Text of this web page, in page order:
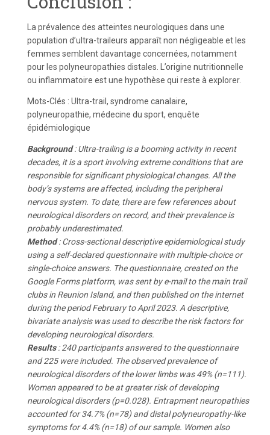
La prévalence des atteintes neurologiques dans une
population d’ultra-traileurs apparaît non négligeable et les
femmes semblent davantage concernées, notamment
pour les polyneuropathies distales. L’origine nutritionnelle
ou inflammatoire est une hypothèse qui reste à explorer.
Mots-Clés : Ultra-trail, syndrome canalaire,
polyneuropathie, médecine du sport, enquête
épidémiologique
Background: Ultra-trailing is a booming activity in recent
decades, it is a sport involving extreme conditions that are
responsible for significant physiological changes. All the
body’s systems are affected, including the peripheral
nervous system. To date, there are few references about
neurological disorders on record, and their prevalence is
probably underestimated.
Method: Cross-sectional descriptive epidemiological study
using a self-declared questionnaire with multiple-choice or
single-choice answers. The questionnaire, created on the
Google Forms platform, was sent by e-mail to the main trail
clubs in Reunion Island, and then published on the internet
during the period February to April 2023. A descriptive,
bivariate analysis was used to describe the risk factors for
developing neurological disorders.
Results: 240 participants answered to the questionnaire
and 225 were included. The observed prevalence of
neurological disorders of the lower limbs was 49% (n=111).
Women appeared to be at greater risk of developing
neurological disorders (p=0.028). Entrapment neuropathies
accounted for 34.7% (n=78) and distal polyneuropathy-like
symptoms for 4.4% (n=18) of our sample. Women also